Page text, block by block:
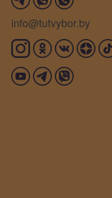
info@tutvybor.by